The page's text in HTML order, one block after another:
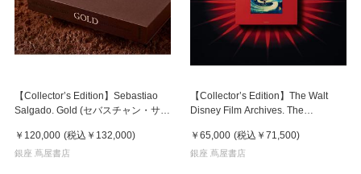
【Collector’s Edition】Sebastiao
Salgado. Gold (セバスチャン・サル
10日程度で発送予定
￥120,000 (税込 ￥132,000)
銀座 蔦屋書店
【Collector’s Edition】The Walt
Disney Film Archives. The
ルト・ディズニー 作品集 ※ご注文
より1週間～10日程度で発送予定
￥65,000 (税込 ￥71,500)
銀座 蔦屋書店